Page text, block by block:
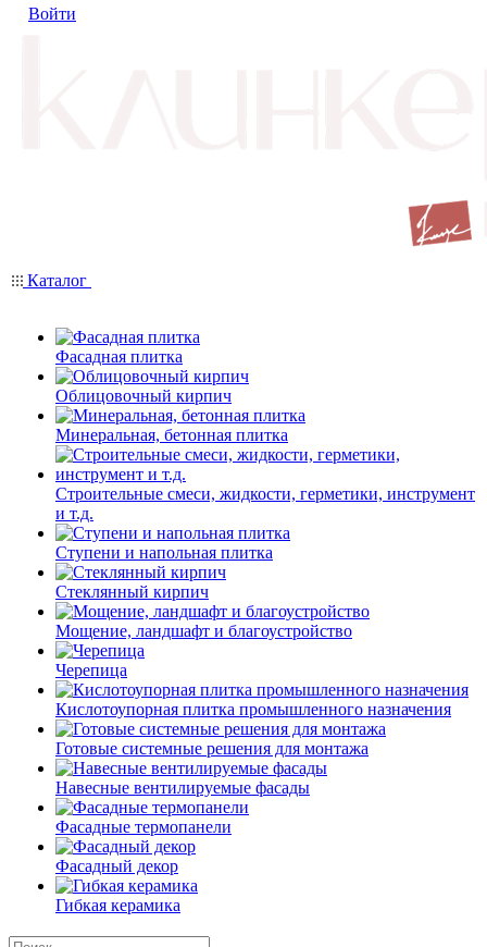
Войти
Каталог
Фасадная плитка
Облицовочный кирпич
Минеральная, бетонная плитка
Строительные смеси, жидкости, герметики, инструмент
и т.д.
Ступени и напольная плитка
Cтеклянный кирпич
Мощение, ландшафт и благоустройство
Черепица
Кислотоупорная плитка промышленного назначения
Готовые системные решения для монтажа
Навесные вентилируемые фасады
Фасадные термопанели
Фасадный декор
Гибкая керамика